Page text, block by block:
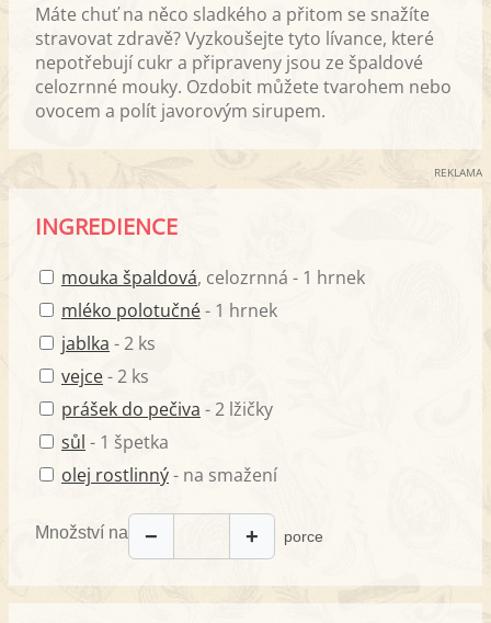
Máte chuť na něco sladkého a přitom se snažíte
stravovat zdravě? Vyzkoušejte tyto lívance, které
nepotřebují cukr a připraveny jsou ze špaldové
celozrnné mouky. Ozdobit můžete tvarohem nebo
ovocem a polít javorovým sirupem.
REKLAMA
INGREDIENCE
mouka špaldová, celozrnná - 1 hrnek
mléko polotučné- 1 hrnek
jablka - 2 ks
vejce- 2 ks
prášek do pečiva - 2 lžičky
sůl - 1 špetka
olej rostlinný- na smažení
Množství na − + porce